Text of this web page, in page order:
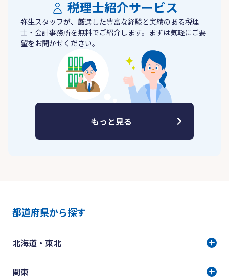
税理士紹介サービス
弥生スタッフが、厳選した豊富な経験と実績のある税理
士・会計事務所を無料でご紹介します。まずは気軽にご要
望をお聞かせください。
もっと見る
都道府県から探す
北海道・東北
関東